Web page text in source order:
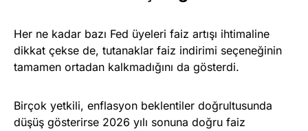
Her ne kadar bazı Fed üyeleri faiz artışı ihtimaline
dikkat çekse de, tutanaklar faiz indirimi seçeneğinin
tamamen ortadan kalkmadığını da gösterdi.
Birçok yetkili, enflasyon beklentiler doğrultusunda
düşüş gösterirse 2026 yılı sonuna doğru faiz